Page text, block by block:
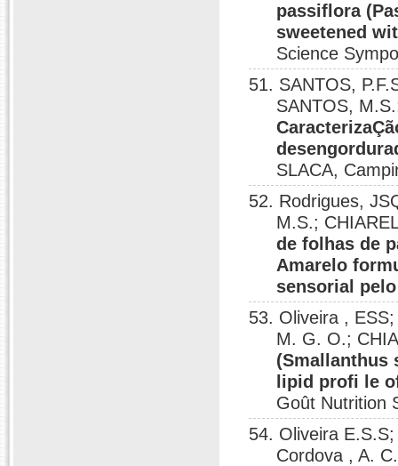
passiflora
sweetened
Science
51. SANTOS,
SANTOS,
SLACA,
52. Rodrigues,
M.S.;
de folhas de
Amarelo
sensorial
53. Oliveira ,
M. G. O.;
(Smallanthus
lipid profi le
Goût Nutrition
54. Oliveira
Cordova , A.